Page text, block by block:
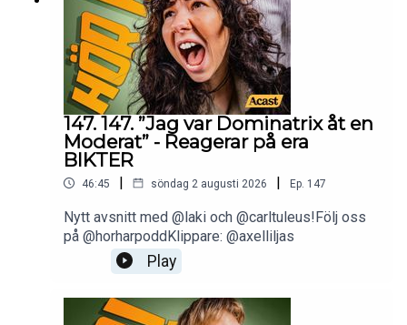
147. 147. ”Jag var Dominatrix åt en
Moderat” - Reagerar på era
BIKTER
46:45 | söndag 2 augusti 2026 | Ep. 147
Nytt avsnitt med @laki och @carltuleus!Följ oss
på @horharpoddKlippare: @axelliljas
Play